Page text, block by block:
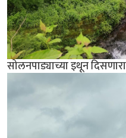
सोलनपाड्याच्या इथून